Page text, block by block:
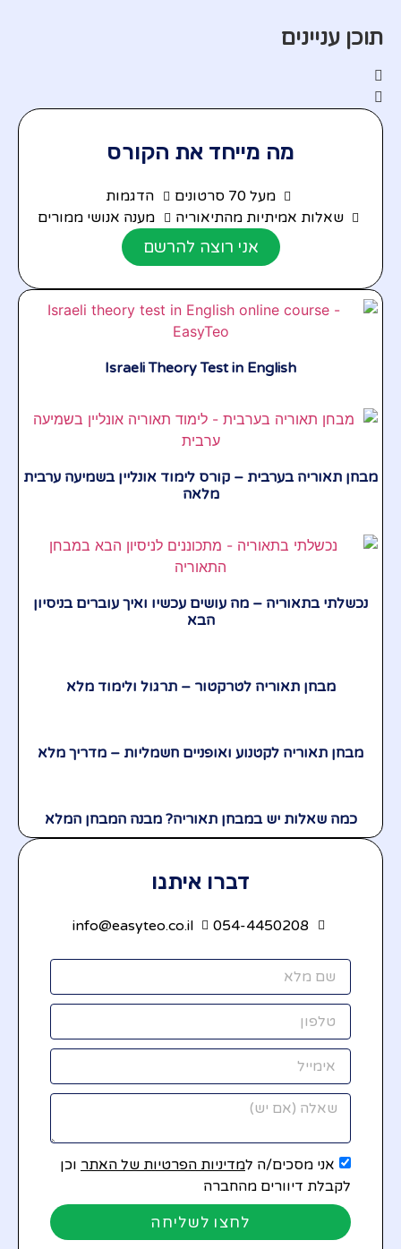
תוכן עניינים
מה מייחד את הקורס
מעל 70 סרטונים
הדגמות
שאלות אמיתיות מהתיאוריה
מענה אנושי ממורים
אני רוצה להרשם
Israeli Theory Test in English
מבחן תאוריה בערבית – קורס לימוד אונליין בשמיעה ערבית
מלאה
נכשלתי בתאוריה – מה עושים עכשיו ואיך עוברים בניסיון
הבא
מבחן תאוריה לטרקטור – תרגול ולימוד מלא
מבחן תאוריה לקטנוע ואופניים חשמליות – מדריך מלא
כמה שאלות יש במבחן תאוריה? מבנה המבחן המלא
דברו איתנו
054-4450208
info@easyteo.co.il
אני מסכים/ה למדיניות הפרטיות של האתר וכן
לקבלת דיוורים מהחברה
לחצו לשליחה